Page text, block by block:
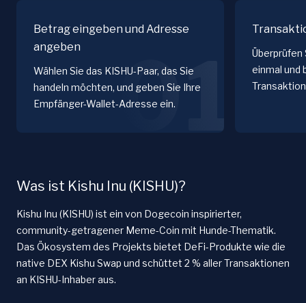
Betrag eingeben und Adresse
angeben
Wählen Sie das KISHU-Paar, das Sie
handeln möchten, und geben Sie Ihre
Empfänger-Wallet-Adresse ein.
01
Überprüfen
einmal und
Was ist Kishu Inu (KISHU)?
Kishu Inu (KISHU) ist ein von Dogecoin inspirierter,
community-getragener Meme-Coin mit Hunde-Thematik.
Das Ökosystem des Projekts bietet DeFi-Produkte wie die
native DEX Kishu Swap und schüttet 2 % aller Transaktionen
an KISHU-Inhaber aus.